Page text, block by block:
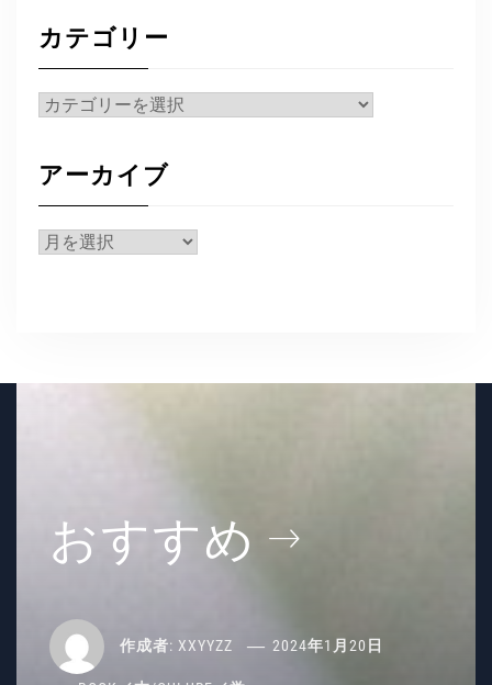
カテゴリー
カ
リ
ー
アーカイブ
ア
おすすめ
作成者: XXYYZZ 2024年1月20日